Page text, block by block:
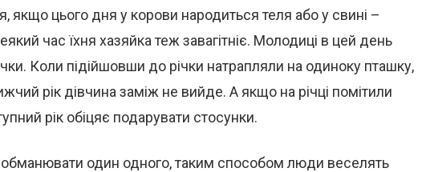
якщо цього дня у корови народиться теля або у свині –
час їхня хазяйка теж завагітніє. Молодиці в цей день
Коли підійшовши до річки натрапляли на одиноку пташку,
рік дівчина заміж не вийде. А якщо на річці помітили
рік обіцяє подарувати стосунки.
один одного, таким способом люди веселять